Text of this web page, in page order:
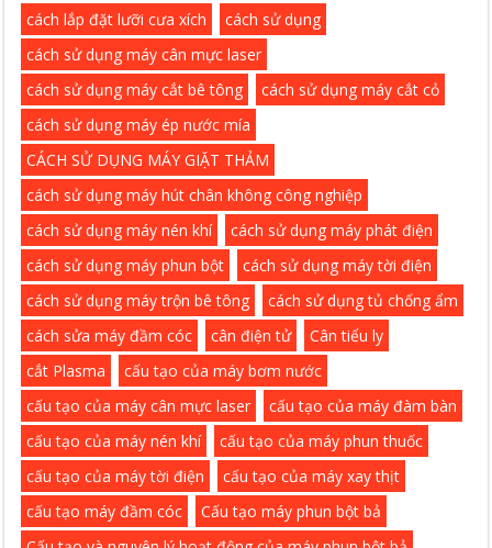
cách lắp đặt lưỡi cưa xích
cách sử dụng
cách sử dụng máy cân mực laser
cách sử dụng máy cắt bê tông
cách sử dụng máy cắt cỏ
cách sử dụng máy ép nước mía
CÁCH SỬ DỤNG MÁY GIẶT THẢM
cách sử dụng máy hút chân không công nghiệp
cách sử dụng máy nén khí
cách sử dụng máy phát điện
cách sử dụng máy phun bột
cách sử dụng máy tời điện
cách sử dụng máy trộn bê tông
cách sử dụng tủ chống ẩm
cách sửa máy đầm cóc
cân điện tử
Cân tiểu ly
cắt Plasma
cấu tạo của máy bơm nước
cấu tạo của máy cân mực laser
cấu tạo của máy đàm bàn
cấu tạo của máy nén khí
cấu tạo của máy phun thuốc
cấu tạo của máy tời điện
cấu tạo của máy xay thịt
cấu tạo máy đầm cóc
Cấu tạo máy phun bột bả